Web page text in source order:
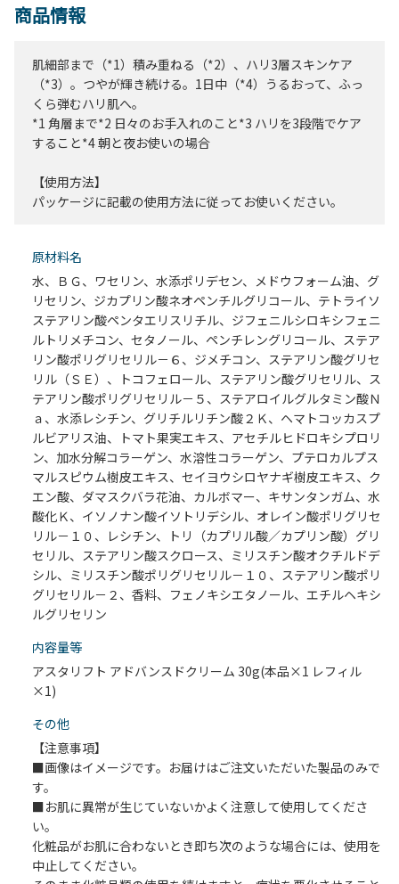
商品情報
肌細部まで（*1）積み重ねる（*2）、ハリ3層スキンケア
（*3）。つやが輝き続ける。1日中（*4）うるおって、ふっ
くら弾むハリ肌へ。
*1 角層まで*2 日々のお手入れのこと*3 ハリを3段階でケア
すること*4 朝と夜お使いの場合
【使用方法】
パッケージに記載の使用方法に従ってお使いください。
原材料名
水、ＢＧ、ワセリン、水添ポリデセン、メドウフォーム油、グ
リセリン、ジカプリン酸ネオペンチルグリコール、テトライソ
ステアリン酸ペンタエリスリチル、ジフェニルシロキシフェニ
ルトリメチコン、セタノール、ペンチレングリコール、ステア
リン酸ポリグリセリル－６、ジメチコン、ステアリン酸グリセ
リル（ＳＥ）、トコフェロール、ステアリン酸グリセリル、ス
テアリン酸ポリグリセリル－５、ステアロイルグルタミン酸Ｎ
ａ、水添レシチン、グリチルリチン酸２Ｋ、ヘマトコッカスプ
ルビアリス油、トマト果実エキス、アセチルヒドロキシプロリ
ン、加水分解コラーゲン、水溶性コラーゲン、プテロカルプス
マルスピウム樹皮エキス、セイヨウシロヤナギ樹皮エキス、ク
エン酸、ダマスクバラ花油、カルボマー、キサンタンガム、水
酸化Ｋ、イソノナン酸イソトリデシル、オレイン酸ポリグリセ
リル－１０、レシチン、トリ（カプリル酸／カプリン酸）グリ
セリル、ステアリン酸スクロース、ミリスチン酸オクチルドデ
シル、ミリスチン酸ポリグリセリル－１０、ステアリン酸ポリ
グリセリル－２、香料、フェノキシエタノール、エチルヘキシ
ルグリセリン
内容量等
アスタリフト アドバンスドクリーム 30g(本品×1 レフィル
×1)
その他
【注意事項】
■画像はイメージです。お届けはご注文いただいた製品のみで
す。
■お肌に異常が生じていないかよく注意して使用してくださ
い。
化粧品がお肌に合わないとき即ち次のような場合には、使用を
中止してください。